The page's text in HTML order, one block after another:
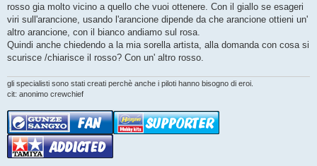
a
g
i
o
rosso gia molto vicino a quello che vuoi ottenere. Con il giallo se esageri
viri sull'arancione, usando l'arancione dipende da che arancione ottieni un'
altro arancione, con il bianco andiamo sul rosa.
Quindi anche chiedendo a la mia sorella artista, alla domanda con cosa si
scurisce /chiarisce il rosso? Con un' altro rosso.
gli specialisti sono stati creati perchè anche i piloti hanno bisogno di eroi.
cit: anonimo crewchief